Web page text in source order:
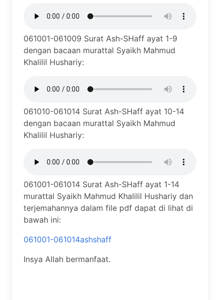
061001-061009 Surat Ash-SHaff ayat 1-9
dengan bacaan murattal Syaikh Mahmud
Khalilil Hushariy:
061010-061014 Surat Ash-SHaff ayat 10-14
dengan bacaan murattal Syaikh Mahmud
Khalilil Hushariy:
061001-061014 Surat Ash-SHaff ayat 1-14
murattal Syaikh Mahmud Khalilil Hushariy dan
terjemahannya dalam file pdf dapat di lihat di
bawah ini:
061001-061014ashshaff
Insya Allah bermanfaat.